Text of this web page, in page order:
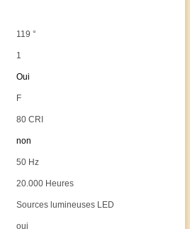
119 °
1
Oui
F
80 CRI
non
50 Hz
20.000 Heures
Sources lumineuses LED
oui